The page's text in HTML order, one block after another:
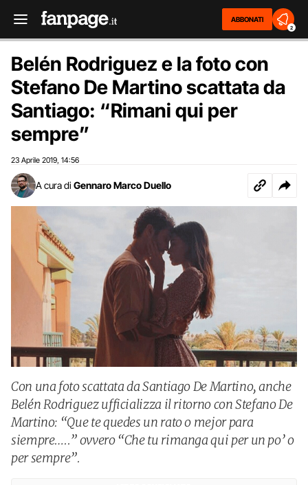
ABBONATI
2
Belén Rodriguez e la foto con
Stefano De Martino scattata da
Santiago: “Rimani qui per
sempre”
23 Aprile 2019 14:56
A cura di Gennaro Marco Duello
Con una foto scattata da Santiago De Martino, anche
Belén Rodriguez ufficializza il ritorno con Stefano De
Martino: “Que te quedes un rato o mejor para
siempre…..” ovvero “Che tu rimanga qui per un po’ o
per sempre”.